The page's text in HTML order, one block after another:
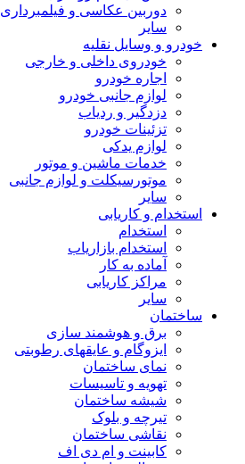
دوربین عکاسی و فیلمبرداری
سایر
خودرو و وسایل نقلیه
خودروی داخلی و خارجی
اجاره خودرو
لوازم جانبی خودرو
دزدگیر و ردیاب
تزئینات خودرو
لوازم یدکی
خدمات ماشین و موتور
موتورسیکلت و لوازم جانبی
سایر
استخدام و کاریابی
استخدام
استخدام بازاریاب
آماده به کار
مراکز کاریابی
سایر
ساختمان
برق و هوشمند سازی
ایزوگام و عایقهای رطوبتی
نمای ساختمان
تهویه و تاسیسات
شیشه ساختمان
تیرچه و بلوک
نقاشی ساختمان
کابینت و ام دی اف